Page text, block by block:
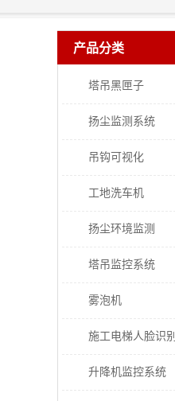
产品分类
塔吊黑匣子
扬尘监测系统
吊钩可视化
工地洗车机
扬尘环境监测
塔吊监控系统
雾泡机
施工电梯人脸识别
升降机监控系统